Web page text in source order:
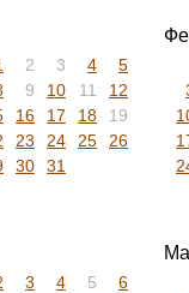
2 3 4
5
9 10 11
12
16 17 18
19
23 24 25
26
30 31
3 4 5
6